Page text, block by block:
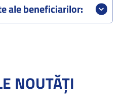
ale beneficiarilor:
NOUTĂȚI